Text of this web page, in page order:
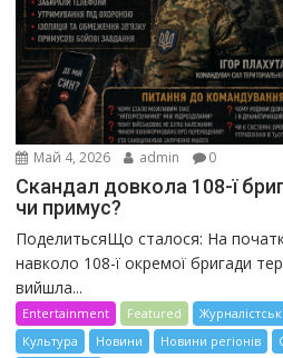
Май 4, 2026 admin 0
Скандал довкола 108-ї
чи примус?
ПоделитьсяЩо сталося: На
навколо 108-ї окремої бригади
вийшла...
Entertainment Featured
Культура
Новини Новини регіонів